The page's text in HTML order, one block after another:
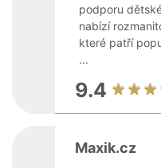
podporu
nabízí
které patří
...
9.4
Maxik.cz